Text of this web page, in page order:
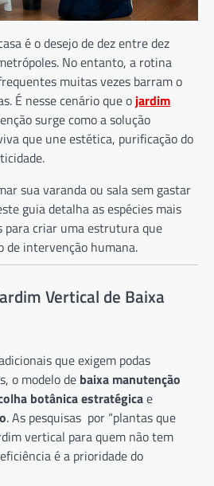
é o desejo de dez entre dez
No entanto, a rotina
muitas vezes barram o
É nesse cenário que ojardim
surge como a solução
que une estética, purificação do
sua varanda ou sala sem gastar
guia detalha as espécies mais
para criar uma estrutura que
de intervenção humana.
Vertical de Baixa
que exigem podas
o modelo de baixa manutenção
botânica estratégicae
. As pesquisas por “plantas que
vertical para quem não tem
é a prioridade do